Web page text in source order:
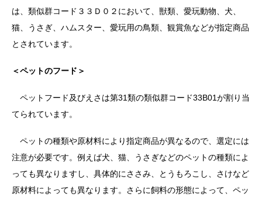
は、類似群コード３３Ｄ０２において、獣類、愛玩動物、犬、
猫、うさぎ、ハムスター、愛玩用の鳥類、観賞魚などが指定商品
とされています。
＜ペットのフード＞
ペットフード及びえさは第31類の類似群コード33B01が割り当
てられています。
ペットの種類や原材料により指定商品が異なるので、選定には
注意が必要です。例えば犬、猫、うさぎなどのペットの種類によ
っても異なりますし、具体的にささみ、とうもろこし、さけなど
原材料によっても異なります。さらに飼料の形態によって、ペッ